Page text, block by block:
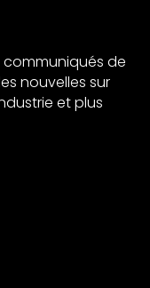
de
nouvelles sur
et plus